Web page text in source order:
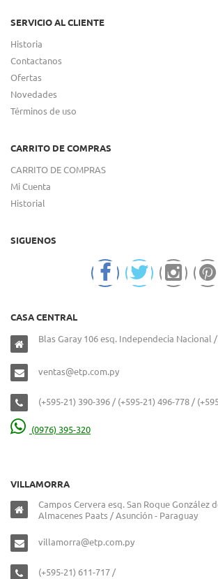
SERVICIO AL CLIENTE
Historia
Contactanos
Ofertas
Novedades
Términos de uso
CARRITO DE COMPRAS
CARRITO DE COMPRAS
Mi Cuenta
Historial
SIGUENOS
CASA CENTRAL
Blas Garay 106 esq. Independecia Nacional
ventas@etp.com.py
(+595-21) 390-396 / (+595-21) 496-778 /
(0976) 395-320
VILLAMORRA
Campos Cervera esq. San Roque González
Almacenes Paats / Asunción - Paraguay
villamorra@etp.com.py
(+595-21) 611-717 /